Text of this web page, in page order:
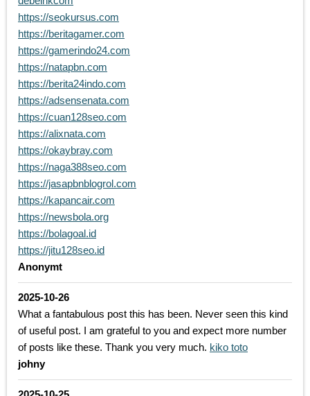
https://seokursus.com
https://beritagamer.com
https://gamerindo24.com
https://natapbn.com
https://berita24indo.com
https://adsensenata.com
https://cuan128seo.com
https://alixnata.com
https://okaybray.com
https://naga388seo.com
https://jasapbnblogrol.com
https://kapancair.com
https://newsbola.org
https://bolagoal.id
https://jitu128seo.id
Anonymt
2025-10-26
What a fantabulous post this has been. Never seen this kind
of useful post. I am grateful to you and expect more number
of posts like these. Thank you very much. kiko toto
johny